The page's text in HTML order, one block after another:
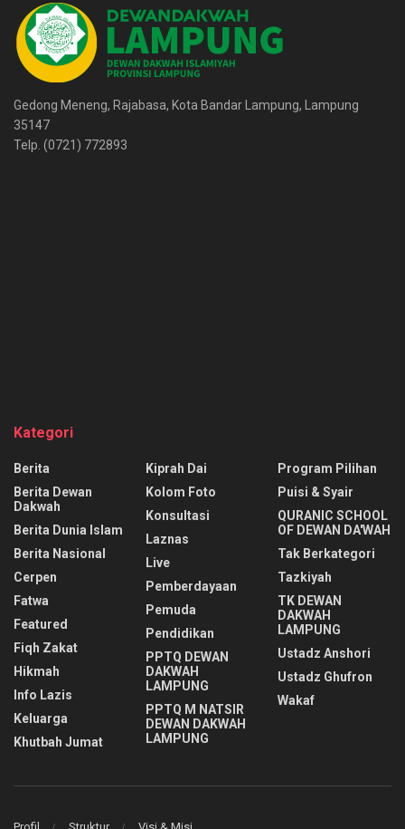
Gedong Meneng, Rajabasa, Kota Bandar Lampung, Lampung
35147
Telp. (0721) 772893
Kategori
Berita
Berita Dewan
Dakwah
Berita Dunia Islam
Berita Nasional
Cerpen
Fatwa
Featured
Fiqh Zakat
Hikmah
Info Lazis
Keluarga
Khutbah Jumat
Kiprah Dai
Kolom Foto
Konsultasi
Laznas
Live
Pemberdayaan
Pemuda
Pendidikan
PPTQ DEWAN
DAKWAH
LAMPUNG
PPTQ M NATSIR
DEWAN DAKWAH
LAMPUNG
Program Pilihan
Puisi & Syair
QURANIC SCHOOL
OF DEWAN DA'WAH
Tak Berkategori
Tazkiyah
TK DEWAN
DAKWAH
LAMPUNG
Ustadz Anshori
Ustadz Ghufron
Wakaf